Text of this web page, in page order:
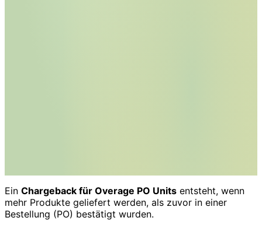
Ein Chargeback für Overage PO Units entsteht, wenn
mehr Produkte geliefert werden, als zuvor in einer
Bestellung (PO) bestätigt wurden.